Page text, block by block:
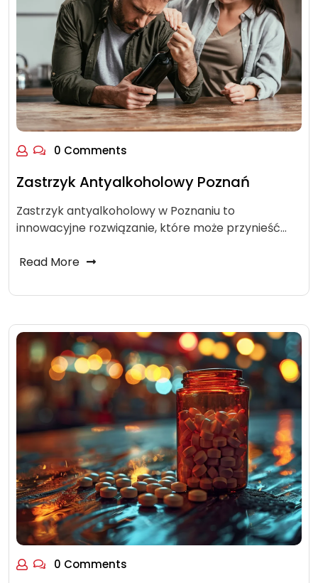
0 Comments
Zastrzyk Antyalkoholowy Poznań
Zastrzyk antyalkoholowy w Poznaniu to
innowacyjne rozwiązanie, które może przynieść…
Read More
0 Comments